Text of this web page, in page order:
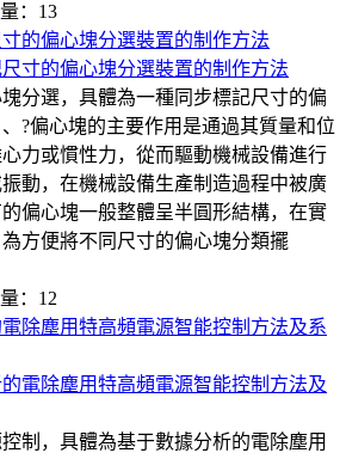
：13
的偏心塊分選裝置的制作方法
分選，具體為一種同步標記尺寸的偏
?偏心塊的主要作用是通過其質量和位
力或慣性力，從而驅動機械設備進行
動，在機械設備生產制造過程中被廣
偏心塊一般整體呈半圓形結構，在實
方便將不同尺寸的偏心塊分類擺
：12
除塵用特高頻電源智能控制方法及系
制，具體為基于數據分析的電除塵用